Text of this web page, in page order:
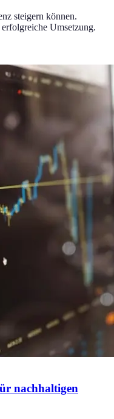
steigern können.
Umsetzung.
nachhaltigen